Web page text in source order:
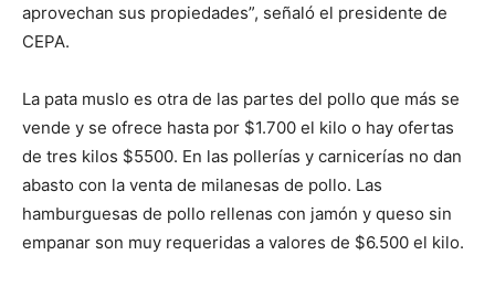
aprovechan sus propiedades”, señaló el presidente de
CEPA.
La pata muslo es otra de las partes del pollo que más se
vende y se ofrece hasta por $1.700 el kilo o hay ofertas
de tres kilos $5500. En las pollerías y carnicerías no dan
abasto con la venta de milanesas de pollo. Las
hamburguesas de pollo rellenas con jamón y queso sin
empanar son muy requeridas a valores de $6.500 el kilo.